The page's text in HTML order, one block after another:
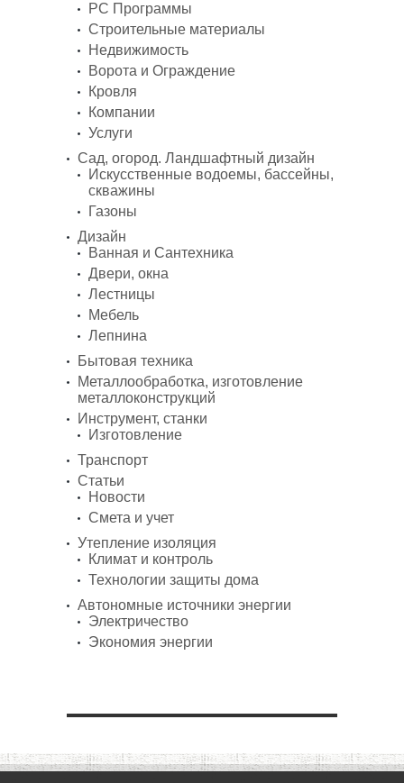
PC Программы
Строительные материалы
Недвижимость
Ворота и Ограждение
Кровля
Компании
Услуги
Сад, огород. Ландшафтный дизайн
Искусственные водоемы, бассейны,
скважины
Газоны
Дизайн
Ванная и Сантехника
Двери, окна
Лестницы
Мебель
Лепнина
Бытовая техника
Металлообработка, изготовление
металлоконструкций
Инструмент, станки
Изготовление
Транспорт
Статьи
Новости
Смета и учет
Утепление изоляция
Климат и контроль
Технологии защиты дома
Автономные источники энергии
Электричество
Экономия энергии